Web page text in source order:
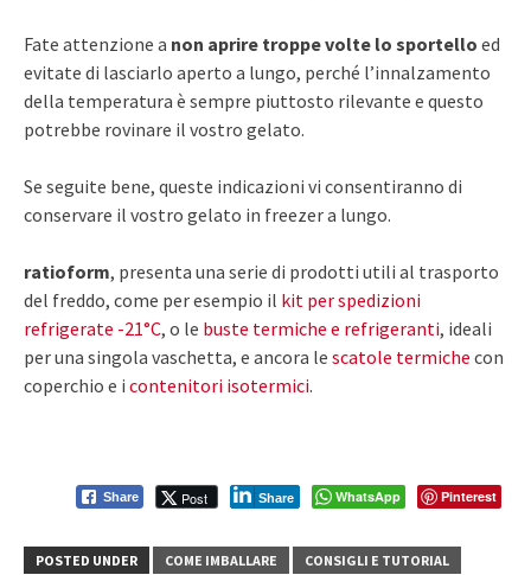
Fate attenzione a non aprire troppe volte lo sportello ed
evitate di lasciarlo aperto a lungo, perché l’innalzamento
della temperatura è sempre piuttosto rilevante e questo
potrebbe rovinare il vostro gelato.
Se seguite bene, queste indicazioni vi consentiranno di
conservare il vostro gelato in freezer a lungo.
ratioform, presenta una serie di prodotti utili al trasporto
del freddo, come per esempio il kit per spedizioni
refrigerate -21°C, o le buste termiche e refrigeranti, ideali
per una singola vaschetta, e ancora le scatole termiche con
coperchio e i contenitori isotermici.
Share Post Share WhatsApp Pinterest
POSTED UNDER COME IMBALLARE CONSIGLI E TUTORIAL